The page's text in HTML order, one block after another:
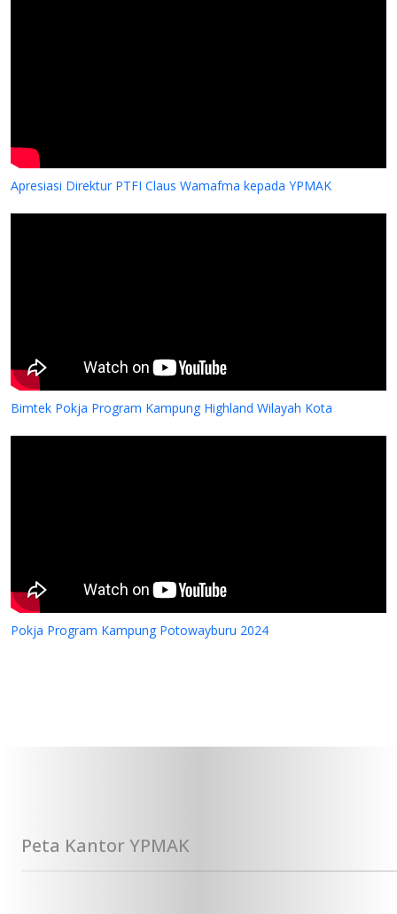
Apresiasi Direktur PTFI Claus Wamafma kepada YPMAK
Bimtek Pokja Program Kampung Highland Wilayah Kota
Pokja Program Kampung Potowayburu 2024
Peta Kantor YPMAK